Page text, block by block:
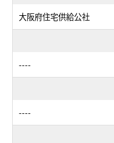
大阪府住宅供給公社
----
----